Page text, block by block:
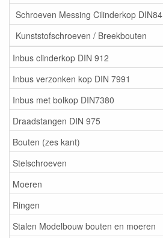
Schroeven Messing Cilinderkop DIN84
Kunststofschroeven / Breekbouten
Inbus clinderkop DIN 912
Inbus verzonken kop DIN 7991
Inbus met bolkop DIN7380
Draadstangen DIN 975
Bouten (zes kant)
Stelschroeven
Moeren
Ringen
Stalen Modelbouw bouten en moeren